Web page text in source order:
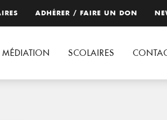
ADHÉRER / FAIRE UN DON
MÉDIATION SCOLAIRES